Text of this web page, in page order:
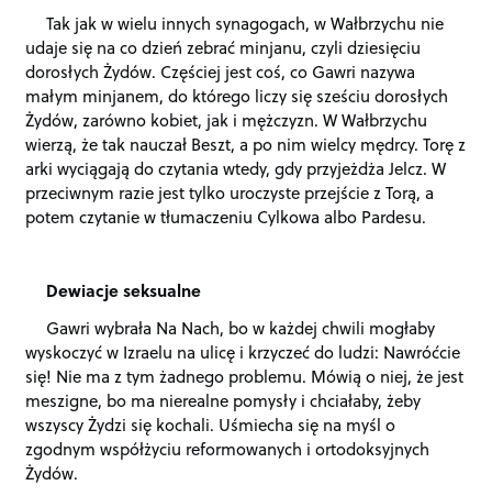
Tak jak w wielu innych synagogach, w Wałbrzychu nie
udaje się na co dzień zebrać minjanu, czyli dziesięciu
dorosłych Żydów. Częściej jest coś, co Gawri nazywa
małym minjanem, do którego liczy się sześciu dorosłych
Żydów, zarówno kobiet, jak i mężczyzn. W Wałbrzychu
wierzą, że tak nauczał Beszt, a po nim wielcy mędrcy. Torę z
arki wyciągają do czytania wtedy, gdy przyjeżdża Jelcz. W
przeciwnym razie jest tylko uroczyste przejście z Torą, a
potem czytanie w tłumaczeniu Cylkowa albo Pardesu.
Dewiacje seksualne
Gawri wybrała Na Nach, bo w każdej chwili mogłaby
wyskoczyć w Izraelu na ulicę i krzyczeć do ludzi: Nawróćcie
się! Nie ma z tym żadnego problemu. Mówią o niej, że jest
meszigne, bo ma nierealne pomysły i chciałaby, żeby
wszyscy Żydzi się kochali. Uśmiecha się na myśl o
zgodnym współżyciu reformowanych i ortodoksyjnych
Żydów.